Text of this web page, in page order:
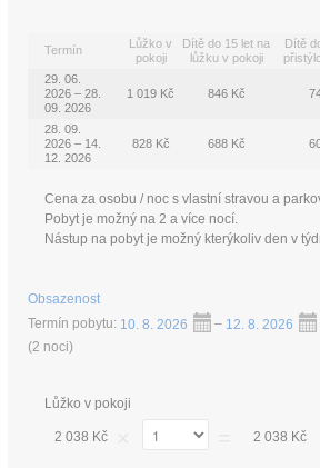
Termín
Lůžko v
pokoji
Dítě do 15 let na
lůžku v pokoji
Dítě
29. 06.
2026 – 28.
09. 2026
1 019 Kč 846 Kč
28. 09.
2026 – 14.
12. 2026
828 Kč 688 Kč
Cena za osobu / noc s vlastní stravou a
Pobyt je možný na 2 a více nocí.
Nástup na pobyt je možný kterýkoliv den v
Obsazenost
Termín pobytu: 10. 8. 2026 – 12. 8. 2026
(2 noci)
Lůžko v pokoji
2 038 Kč 2 038 Kč